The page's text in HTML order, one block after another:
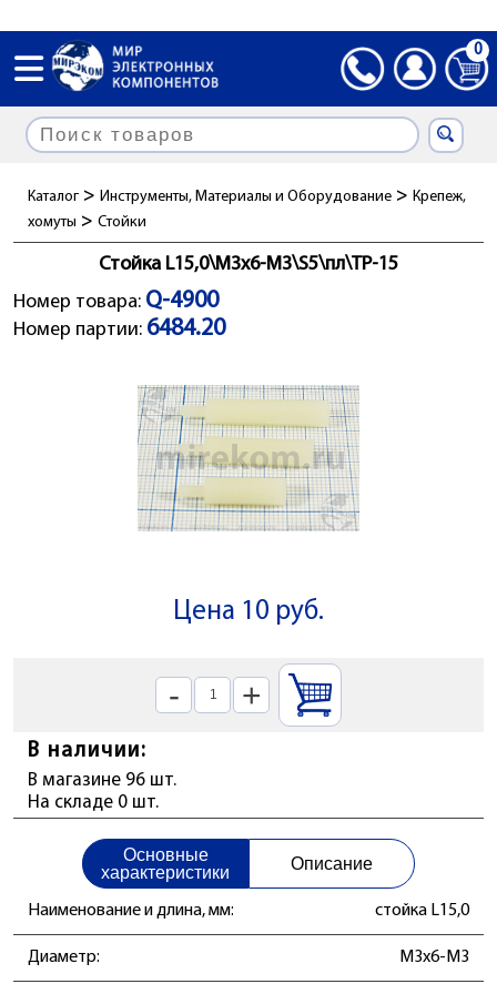
0
Каталог > Инструменты, Материалы и Оборудование > Крепеж,
хомуты > Стойки
Стойка L15,0\М3x6-М3\S5\пл\TP-15
Номер товара: Q-4900
Номер партии: 6484.20
Цена 10 руб.
- +
В наличии:
В магазине 96 шт.
На складе 0 шт.
Основные
характеристики
Описание
Наименование и длина, мм: стойка L15,0
Диаметр: М3x6-М3